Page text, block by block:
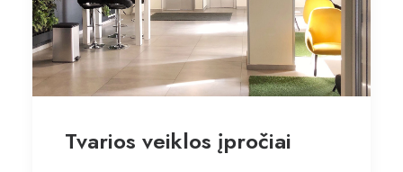
Tvarios veiklos įpročiai